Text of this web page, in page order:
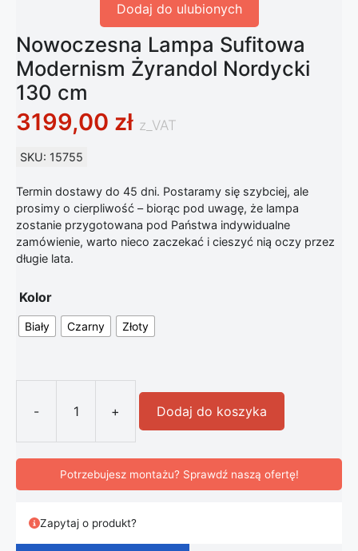
Dodaj do ulubionych
Nowoczesna Lampa Sufitowa
Modernism Żyrandol Nordycki
130 cm
3199,00 zł z_VAT
SKU: 15755
Termin dostawy do 45 dni. Postaramy się szybciej, ale
prosimy o cierpliwość – biorąc pod uwagę, że lampa
zostanie przygotowana pod Państwa indywidualne
zamówienie, warto nieco zaczekać i cieszyć nią oczy przez
długie lata.
Kolor
Biały Czarny Złoty
-
ilość Nowoczesna Lampa
+ Dodaj do koszyka
Potrzebujesz montażu? Sprawdź naszą ofertę!
Zapytaj o produkt?